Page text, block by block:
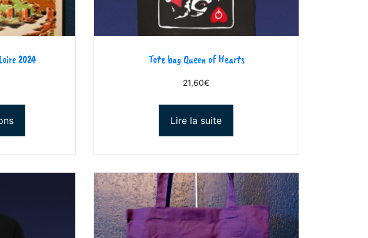
2024 Tote bag Queen of Hearts
21,60€
Lire la suite